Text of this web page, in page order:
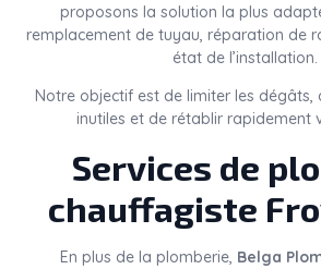
proposons la solution la plus
remplacement de tuyau, réparation de
état de l’installation.
Notre objectif est de limiter les dégâts,
inutiles et de rétablir rapidement
Services de
chauffagiste
En plus de la plomberie, Belga